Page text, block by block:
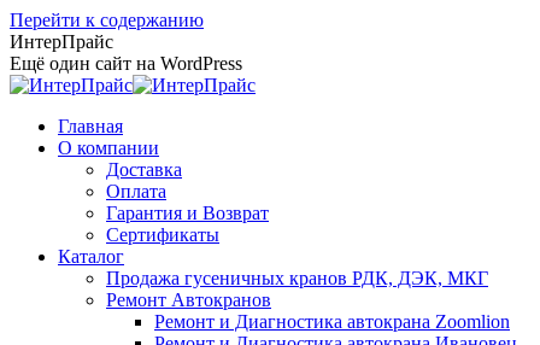
Перейти к содержанию
ИнтерПрайс
Ещё один сайт на WordPress
Главная
О компании
Доставка
Оплата
Гарантия и Возврат
Сертификаты
Каталог
Продажа гусеничных кранов РДК, ДЭК, МКГ
Ремонт Автокранов
Ремонт и Диагностика автокрана Zoomlion